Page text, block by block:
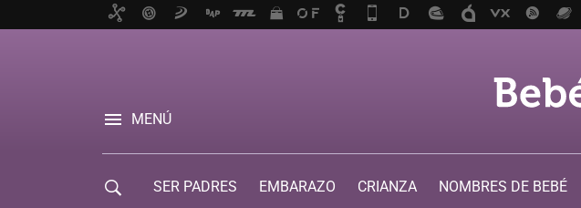
MENÚ
SER PADRES EMBARAZO CRIANZA NOMBRES DE BEBÉ